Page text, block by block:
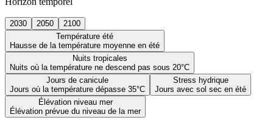
2030 2050
2100
Température été
Hausse de la température moyenne en été
Nuits tropicales
Nuits où la température ne descend pas sous 20°C
Jours de canicule
Jours où la température dépasse 35°C
Stress hydrique
Jours avec sol sec en été
Élévation niveau mer
Élévation prévue du niveau de la mer